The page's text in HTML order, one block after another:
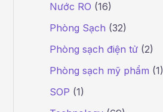
Nước RO (16)
Phòng Sạch (32)
Phòng sạch điện tử (2)
Phòng sạch mỹ phẩm (1)
SOP (1)